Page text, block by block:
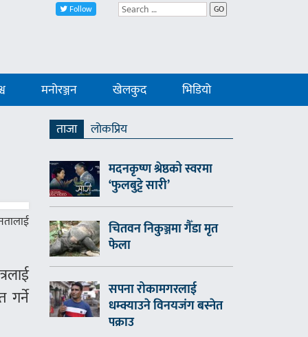
Follow GO
मनोरञ्जन खेलकुद भिडियो
गर्ने
ताजा
लाेकप्रिय
मदनकृष्ण श्रेष्ठको स्वरमा
‘फुलबुट्टे सारी’
चितवन निकुञ्जमा गैँडा मृत
फेला
सपना रोकामगरलाई
धम्क्याउने विनयजंग बस्नेत
पक्राउ